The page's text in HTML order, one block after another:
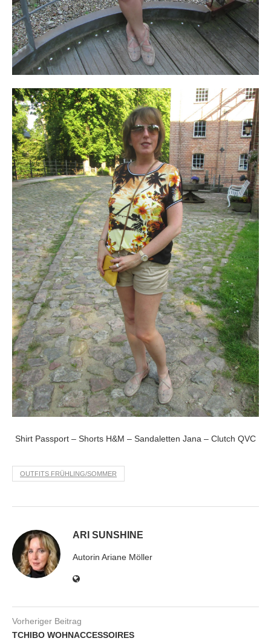
Shirt Passport – Shorts H&M – Sandaletten Jana – Clutch QVC
OUTFITS FRÜHLING/SOMMER
ARI SUNSHINE
Autorin Ariane Möller
Vorheriger Beitrag
TCHIBO WOHNACCESSOIRES